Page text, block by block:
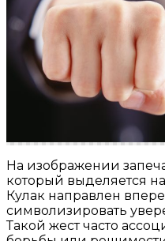
На изображении
который выделяется
Кулак направлен
символизировать
Такой жест часто